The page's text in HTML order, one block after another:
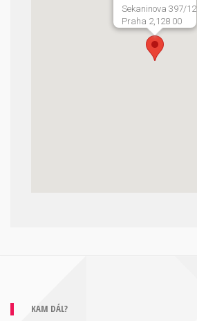
Sekaninova 397/12
Praha 2,128 00
KAM DÁL?